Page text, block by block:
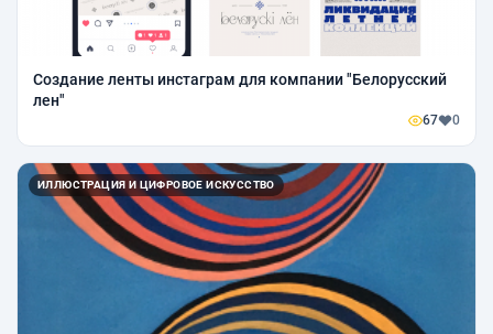
Создание ленты инстаграм для компании "Белорусский
лен"
67 0
ИЛЛЮСТРАЦИЯ И ЦИФРОВОЕ ИСКУССТВО